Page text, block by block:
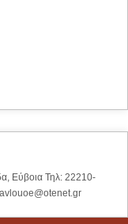
Εύβοια Τηλ: 22210-